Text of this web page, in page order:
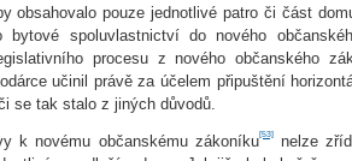
obsahovalo pouze jednotlivé patro či část
bytové spoluvlastnictví do nového
procesu z nového občanského
učinil právě za účelem připuštění
se tak stalo z jiných důvodů.
k novému občanskému zákoníku[53]nelze